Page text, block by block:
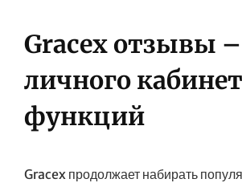
Gracex отзывы
личного
функций
Gracex продолжает набирать